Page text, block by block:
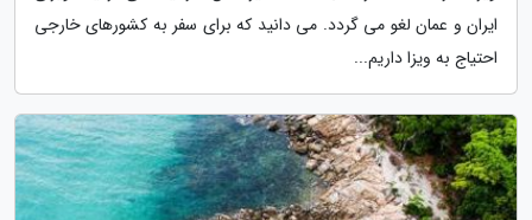
ایران و عمان لغو می گردد. می دانید که برای سفر به کشورهای خارجی
احتیاج به ویزا داریم...